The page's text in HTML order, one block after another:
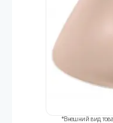
*Внешний вид